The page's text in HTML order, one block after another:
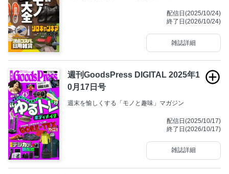
配信日(2025/10/24)
終了日(2026/10/24)
雑誌詳細
週刊GoodsPress DIGITAL 2025年1
0月17日号
週末を愉しくする「モノと趣味」マガジン
配信日(2025/10/17)
終了日(2026/10/17)
雑誌詳細